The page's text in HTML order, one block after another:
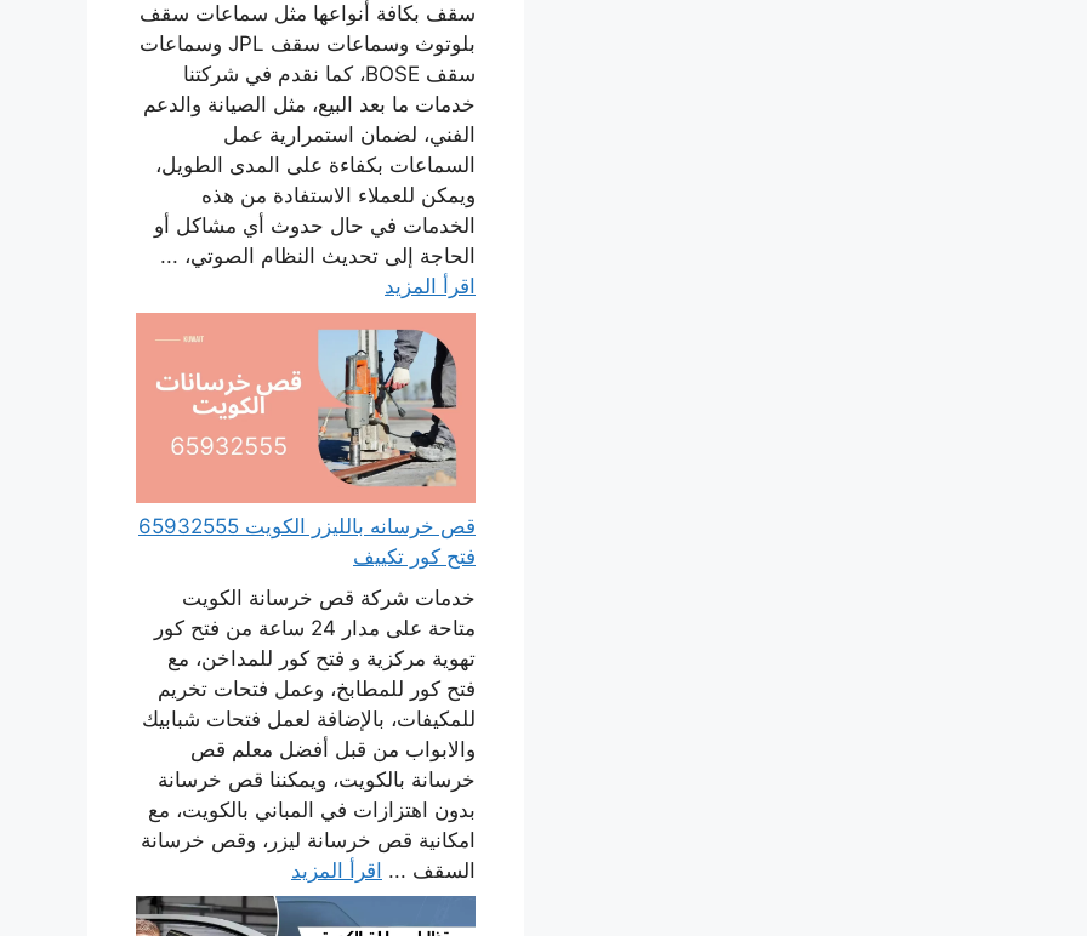
سقف بكافة أنواعها مثل سماعات سقف
بلوتوث وسماعات سقف JPL وسماعات
سقف BOSE، كما نقدم في شركتنا
خدمات ما بعد البيع، مثل الصيانة والدعم
الفني، لضمان استمرارية عمل
السماعات بكفاءة على المدى الطويل،
ويمكن للعملاء الاستفادة من هذه
الخدمات في حال حدوث أي مشاكل أو
الحاجة إلى تحديث النظام الصوتي، ...
اقرأ المزيد
قص خرسانه بالليزر الكويت 65932555
فتح كور تكييف
خدمات شركة قص خرسانة الكويت
متاحة على مدار 24 ساعة من فتح كور
تهوية مركزية و فتح كور للمداخن، مع
فتح كور للمطابخ، وعمل فتحات تخريم
للمكيفات، بالإضافة لعمل فتحات شبابيك
والابواب من قبل أفضل معلم قص
خرسانة بالكويت، ويمكننا قص خرسانة
بدون اهتزازات في المباني بالكويت، مع
امكانية قص خرسانة ليزر، وقص خرسانة
السقف ... اقرأ المزيد